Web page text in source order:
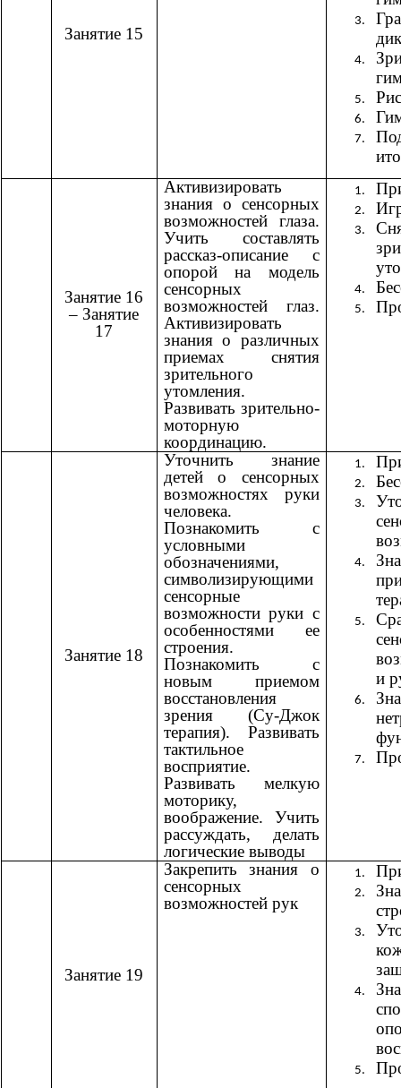
Занятие 15
Занятие 16
– Занятие
17
Активизировать
знания о сенсорных
возможностей глаза.
Учить составлять
рассказ-описание с
опорой на модель
сенсорных
возможностей глаз.
Активизировать
знания о различных
приемах снятия
зрительного
утомления.
Развивать зрительно-
моторную
координацию.
Занятие 18
Уточнить знание
детей о сенсорных
возможностях руки
человека.
Познакомить с
условными
обозначениями,
символизирующими
сенсорные
возможности руки с
особенностями ее
строения.
Познакомить с
новым приемом
восстановления
зрения (Су-Джок
терапия). Развивать
тактильное
восприятие.
Развивать мелкую
моторику,
воображение. Учить
рассуждать, делать
логические выводы
и
Занятие 19
Закрепить знания о
сенсорных
возможностей рук